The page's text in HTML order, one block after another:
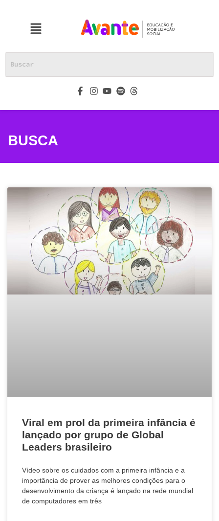
BUSCA
Viral em prol da primeira infância é
lançado por grupo de Global
Leaders brasileiro
Vídeo sobre os cuidados com a primeira infância e a
importância de prover as melhores condições para o
desenvolvimento da criança é lançado na rede mundial
de computadores em três